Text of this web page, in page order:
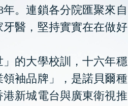
。連鎖各分院匯聚來自
醫，堅持實實在在做好
的大學校訓，十六年穩
袖品牌」，是諾貝爾種
新城電台與廣東衛視推